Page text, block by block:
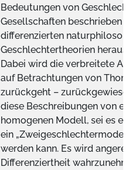
Bedeutungen von
Gesellschaften beschrieben
differenzierten
Geschlechtertheorien
Dabei wird die verbreitete
auf Betrachtungen von
zurückgeht –
diese Beschreibungen von
homogenen Modell, sei es ein
ein
werden kann. Es wird
Differenziertheit